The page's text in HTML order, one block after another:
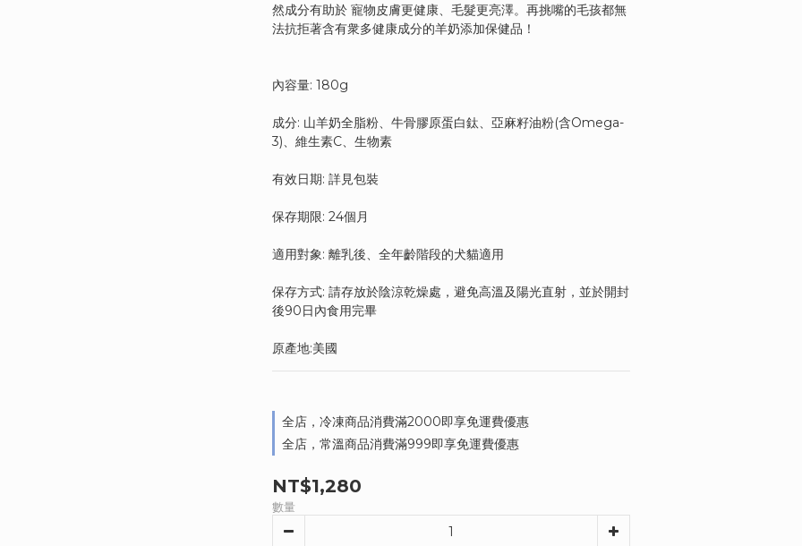
然成分有助於 寵物皮膚更健康、毛髮更亮澤。再挑嘴的毛孩都無
法抗拒著含有衆多健康成分的羊奶添加保健品！
內容量: 180g
成分: 山羊奶全脂粉、牛骨膠原蛋白鈦、亞麻籽油粉(含Omega-
3)、維生素C、生物素
有效日期: 詳見包裝
保存期限: 24個月
適用對象: 離乳後、全年齡階段的犬貓適用
保存方式: 請存放於陰涼乾燥處，避免高溫及陽光直射，並於開封
後90日內食用完畢
原產地:美國
全店，冷凍商品消費滿2000即享免運費優惠
全店，常溫商品消費滿999即享免運費優惠
NT$1,280
數量